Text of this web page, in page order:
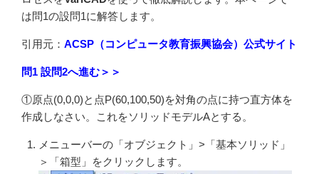
は問1の設問1に解答します。
引用元： ACSP（コンピュータ教育振興協会）公式サイト
問1 設問2へ進む＞＞
①原点(0,0,0)と点P(60,100,50)を対角の点に持つ直方体を
作成しなさい。これをソリッドモデルAとする。
メニューバーの「オブジェクト」>「基本ソリッド」
＞「箱型」をクリックします。